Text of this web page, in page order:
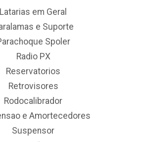
Latarias em Geral
e Suporte
Spoler
Radio PX
Reservatorios
Retrovisores
Rodocalibrador
e Amortecedores
Suspensor